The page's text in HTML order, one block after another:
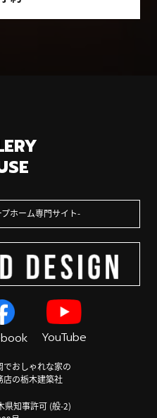
ホーム専門サイト
YouTube
おしゃれな家の
店の栃木建築社
県知事許可 (般-2)